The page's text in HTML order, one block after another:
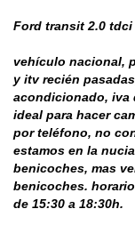
Ford transit 2.0
vehículo nacional,
y itv recién
acondicionado, iva
ideal para hacer
por teléfono, no
estamos en la
benicoches, mas
benicoches.
de 15:30 a 18:30h.